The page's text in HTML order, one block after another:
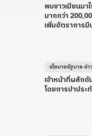
พบชาวเมียนมา
มากกว่า
เพิ่มอัตราการ
เจ้าหน้าที่ผลักดั
โดยการปาประ
นโยบายรัฐบาล-ข่า